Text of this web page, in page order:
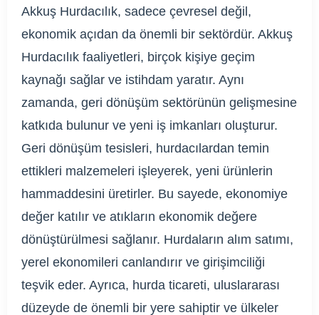
Akkuş Hurdacılık, sadece çevresel değil,
ekonomik açıdan da önemli bir sektördür. Akkuş
Hurdacılık faaliyetleri, birçok kişiye geçim
kaynağı sağlar ve istihdam yaratır. Aynı
zamanda, geri dönüşüm sektörünün gelişmesine
katkıda bulunur ve yeni iş imkanları oluşturur.
Geri dönüşüm tesisleri, hurdacılardan temin
ettikleri malzemeleri işleyerek, yeni ürünlerin
hammaddesini üretirler. Bu sayede, ekonomiye
değer katılır ve atıkların ekonomik değere
dönüştürülmesi sağlanır. Hurdaların alım satımı,
yerel ekonomileri canlandırır ve girişimciliği
teşvik eder. Ayrıca, hurda ticareti, uluslararası
düzeyde de önemli bir yere sahiptir ve ülkeler